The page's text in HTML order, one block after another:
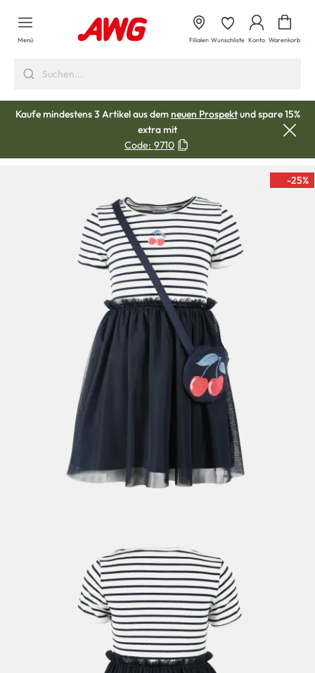
springen
Menü Filialen Wunschliste Konto Warenkorb
Kaufe mindestens 3 Artikel aus demneuen Prospektund spare 15%
extra mit
Code: 9710
-25%